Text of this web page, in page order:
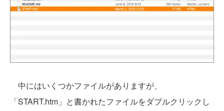
中にはいくつかファイルがありますが、
「START.htm」と書かれたファイルをダブルクリックし